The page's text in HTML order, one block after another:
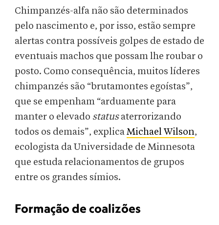
Chimpanzés-alfa não são determinados
pelo nascimento e, por isso, estão sempre
alertas contra possíveis golpes de estado de
eventuais machos que possam lhe roubar o
posto. Como consequência, muitos líderes
chimpanzés são “brutamontes egoístas”,
que se empenham “arduamente para
manter o elevado statusaterrorizando
todos os demais”, explicaMichael Wilson,
ecologista da Universidade de Minnesota
que estuda relacionamentos de grupos
entre os grandes símios.
Formação de coalizões